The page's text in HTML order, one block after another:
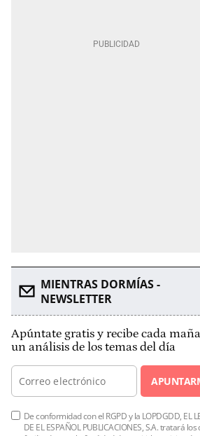
MIENTRAS DORMÍAS -
NEWSLETTER
Apúntate gratis y recibe cada
un análisis de los temas del día
De conformidad con el RGPD y la LOPDGDD, EL
DE EL ESPAÑOL PUBLICACIONES, S.A. tratará los